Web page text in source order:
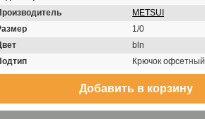
METSUI
1/0
bln
Крючок офсетный